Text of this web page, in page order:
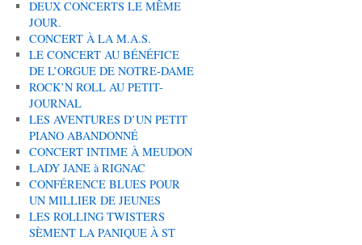
DEUX CONCERTS LE MÊME
JOUR.
CONCERT À LA M.A.S.
LE CONCERT AU BÉNÉFICE
DE L’ORGUE DE NOTRE-DAME
ROCK’N ROLL AU PETIT-
JOURNAL
LES AVENTURES D’UN PETIT
PIANO ABANDONNÉ
CONCERT INTIME À MEUDON
LADY JANE à RIGNAC
CONFÉRENCE BLUES POUR
UN MILLIER DE JEUNES
LES ROLLING TWISTERS
SÈMENT LA PANIQUE À ST